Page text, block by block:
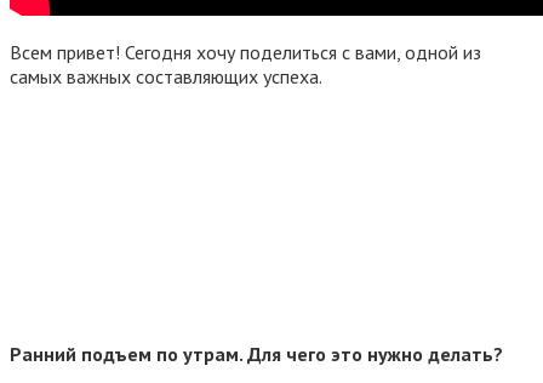
Всем привет! Сегодня хочу поделиться с вами, одной из
самых важных составляющих успеха.
Ранний подъем по утрам. Для чего это нужно делать?